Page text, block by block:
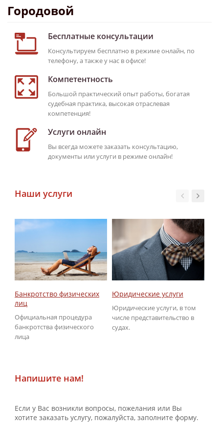
Городовой
Бесплатные консультации
Консультируем бесплатно в режиме онлайн, по
телефону, а также у нас в офисе!
Компетентность
Большой практический опыт работы, богатая
судебная практика, высокая отраслевая
компетенция!
Услуги онлайн
Вы всегда можете заказать консультацию,
документы или услуги в режиме онлайн!
Наши услуги
Банкротство физических
лиц
Официальная процедура
банкротства физического
лица
Юридические услуги
Юридические услуги, в том
числе представительство в
судах.
Напишите нам!
Если у Вас возникли вопросы, пожелания или Вы
хотите заказать услугу, пожалуйста, заполните форму.